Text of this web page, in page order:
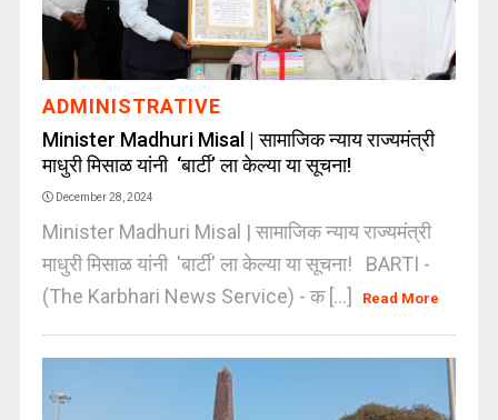
ADMINISTRATIVE
Minister Madhuri Misal | सामाजिक न्याय राज्यमंत्री
माधुरी मिसाळ यांनी ‘बार्टी’ ला केल्या या सूचना!
December 28, 2024
Minister Madhuri Misal | सामाजिक न्याय राज्यमंत्री
माधुरी मिसाळ यांनी 'बार्टी' ला केल्या या सूचना! BARTI -
(The Karbhari News Service) - क [...]
Read More